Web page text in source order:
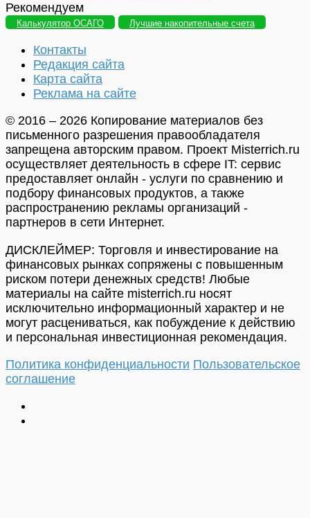
Рекомендуем
Калькулятор ОСАГО Лучшие накопительные счета
Контакты
Редакция сайта
Карта сайта
Реклама на сайте
© 2016 – 2026 Копирование материалов без
письменного разрешения правообладателя
запрещена авторским правом. Проект Misterrich.ru
осуществляет деятельность в сфере IT: сервис
предоставляет онлайн - услуги по сравнению и
подбору финансовых продуктов, а также
распространению рекламы организаций -
партнеров в сети Интернет.
ДИСКЛЕЙМЕР: Торговля и инвестирование на
финансовых рынках сопряжены с повышенным
риском потери денежных средств! Любые
материалы на сайте misterrich.ru носят
исключительно информационный характер и не
могут расцениваться, как побуждение к действию
и персональная инвестиционная рекомендация.
Политика конфиденциальности Пользовательское
соглашение